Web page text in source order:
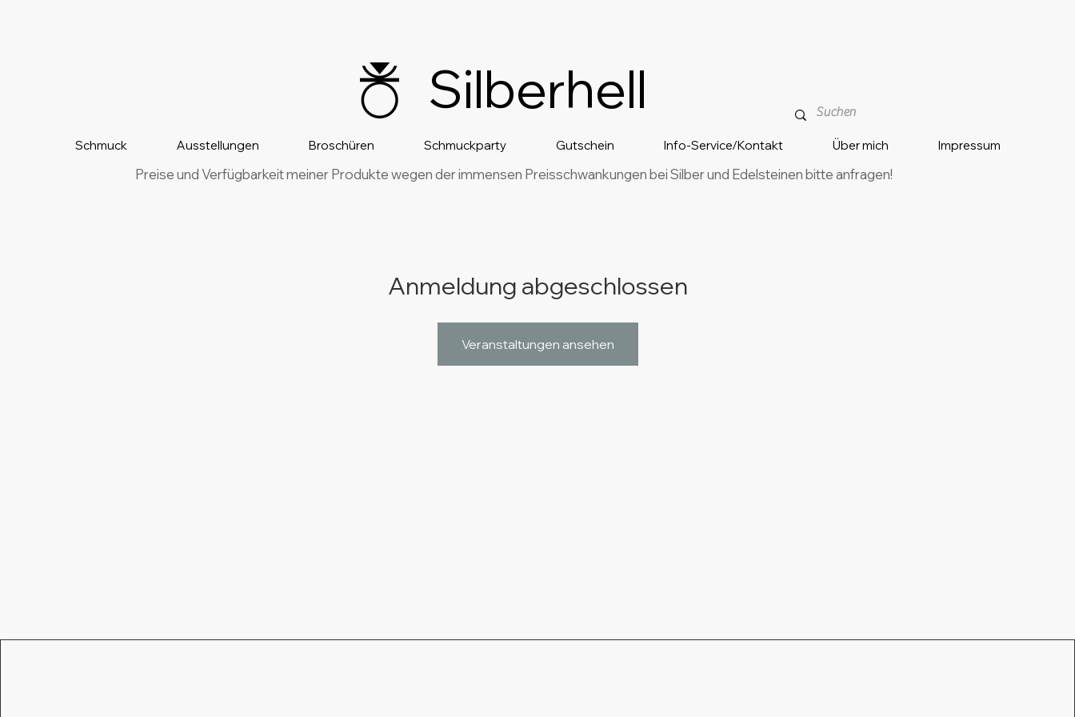
Schmuck Ausstellungen Broschüren Schmuckparty Gutschein Info-Service/Kontakt Über mich Impressum
Preise und Verfügbarkeit meiner Produkte wegen der immensen Preisschwankungen bei Silber und Edelsteinen bitte anfragen!
Silberhell
Anmeldung abgeschlossen
Veranstaltungen ansehen